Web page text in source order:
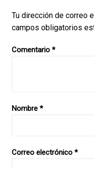
Tu dirección de correo
campos obligatorios
Comentario *
Nombre *
Correo electrónico *